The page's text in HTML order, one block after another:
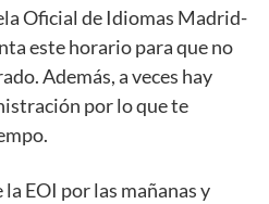
Oficial de Idiomas Madrid-
este horario para que no
Además, a veces hay
por lo que te
EOI por las mañanas y